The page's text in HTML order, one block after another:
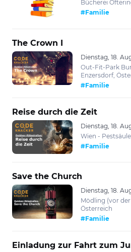
Bücherei
#Familie
The Crown I
Dienstag, 18.
Out-Fit-Park
Enzersdorf,
#Familie
Reise durch die Zeit
Dienstag, 18.
Wien -
#Familie
Save the Church
Dienstag, 18.
Mödling (vor
Österreich
#Familie
Einladung zur Fahrt zum